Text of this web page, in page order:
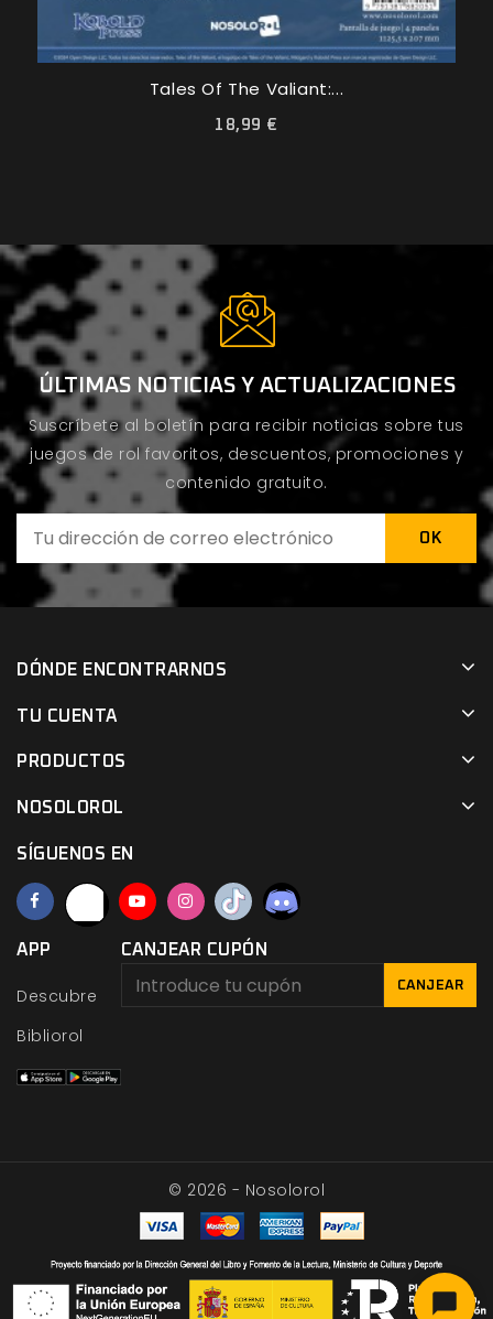
Tales Of The Valiant:...
18,99 €
ÚLTIMAS NOTICIAS Y ACTUALIZACIONES
Suscríbete al boletín para recibir noticias sobre tus
juegos de rol favoritos, descuentos, promociones y
contenido gratuito.
DÓNDE ENCONTRARNOS
TU CUENTA
PRODUCTOS
NOSOLOROL
SÍGUENOS EN
APP
Descubre
Bibliorol
CANJEAR CUPÓN
CANJEAR
© 2026 - Nosolorol